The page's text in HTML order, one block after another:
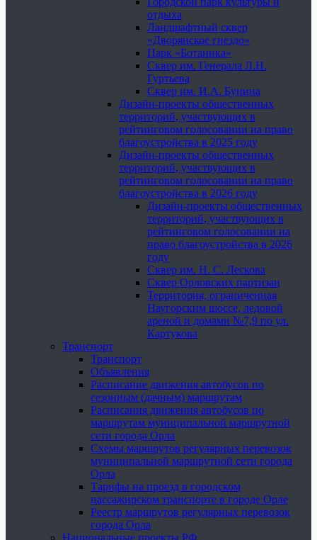
отдыха
Ландшафтный сквер
«Дворянское гнездо»
Парк «Ботаника»
Сквер им. Генерала Л.Н.
Гуртьева
Сквер им. И.А. Бунина
Дизайн-проекты общественных
территорий, участвующих в
рейтинговом голосовании на право
благоустройства в 2025 году
Дизайн-проекты общественных
территорий, участвующих в
рейтинговом голосовании на право
благоустройства в 2026 году
Дизайн-проекты общественных
территорий, участвующих в
рейтинговом голосовании на
право благоустройства в 2026
году
Сквер им. Н. С. Лескова
Сквер Орловских партизан
Территория, ограниченная
Наугорским шоссе, ледовой
ареной и домами №7,9 по ул.
Картукова
Транспорт
Транспорт
Объявления
Расписание движения автобусов по
сезонным (дачным) маршрутам
Расписания движения автобусов по
маршрутам муниципальной маршрутной
сети города Орла
Схемы маршрутов регулярных перевозок
муниципальной маршрутной сети города
Орла
Тарифы на проезд в городском
пассажирском транспорте в городе Орле
Реестр маршрутов регулярных перевозок
города Орла
Национальные проекты РФ